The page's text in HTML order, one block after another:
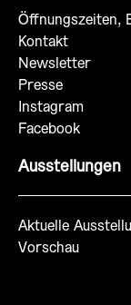
Öffnungszeiten,
Kontakt
Newsletter
Presse
Instagram
Facebook
Ausstellungen
Aktuelle
Vorschau